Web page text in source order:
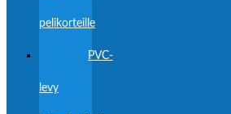
pelikorteille
PVC-
levy